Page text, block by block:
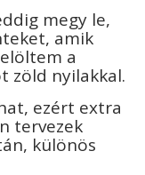
megy le,
amik
a
zöld nyilakkal.
ezért extra
tervezek
különös